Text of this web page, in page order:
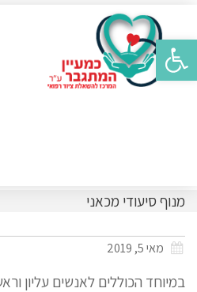
פתח סרגל נגישות
מנוף סיעודי מכאני
מאי 5, 2019
במיוחד הכוללים לאנשים עליון